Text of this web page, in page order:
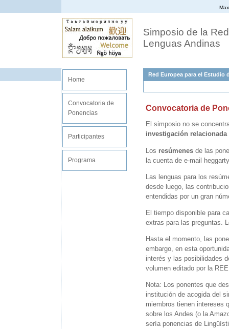
Simposio de la
Lenguas Andinas
Home
Convocatoria de
Ponencias
Participantes
Programa
Red Europea para el Estudio
Convocatoria de
El simposio no se
investigación
Los resúmenes de las
la cuenta de e-mail heggarty
Las lenguas para los
desde luego, las
entendidas por un gran
El tiempo disponible para
extras para las preguntas.
Hasta el momento, las
embargo, en esta
interés y las posibilidades
volumen editado por la
Nota: Los ponentes que
institución de acogida del
miembros tienen intereses
sobre los Andes (o la
sería ponencias de